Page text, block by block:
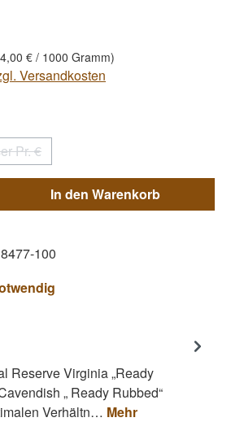
€ / 1000 Gramm)
Versandkosten
Pr. €
(Diese Option ist zurzeit nicht verfügbar.)
Gib den gewünschten
In den Warenkorb
100
Reserve Virginia „Ready
„ Ready Rubbed“
Verhältn… Mehr